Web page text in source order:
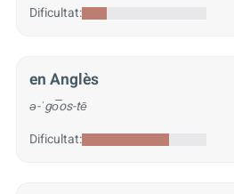
Dificultat:
en Anglès
ə-ˈgo͞os-tē
Dificultat: